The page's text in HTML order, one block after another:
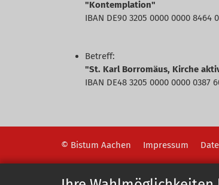
"Kontemplation"
IBAN DE90 3205 0000 0000 8464
Betreff:
"St. Karl Borromäus, Kirche
IBAN DE48 3205 0000 0000 0387
© Bistum Aachen Impressum